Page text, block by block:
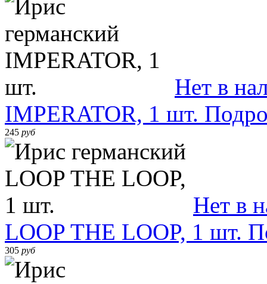
Нет в
IMPERATOR, 1 шт.
245 руб
Нет в
LOOP THE LOOP, 1 шт.
305 руб